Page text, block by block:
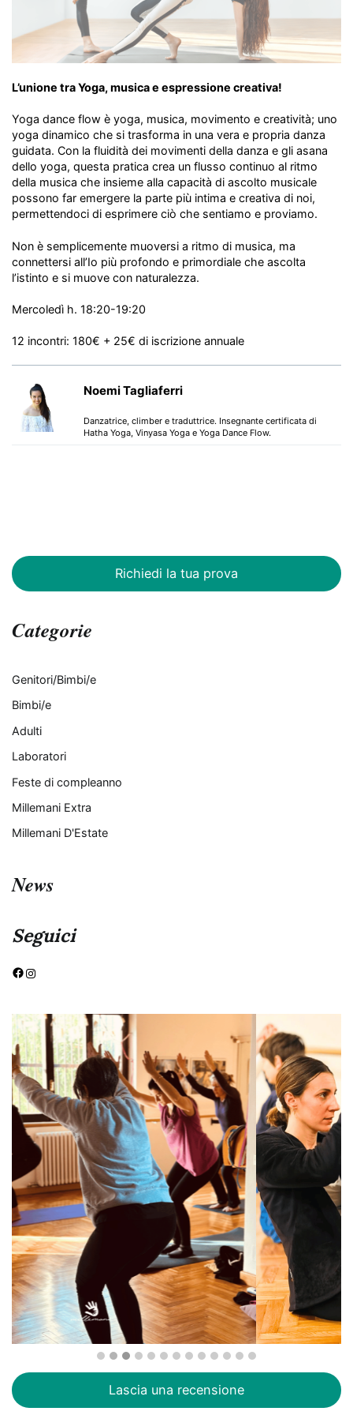
L’unione tra Yoga, musica e espressione creativa!
Yoga dance flow è yoga, musica, movimento e creatività; uno
yoga dinamico che si trasforma in una vera e propria danza
guidata. Con la fluidità dei movimenti della danza e gli asana
dello yoga, questa pratica crea un flusso continuo al ritmo
della musica che insieme alla capacità di ascolto musicale
possono far emergere la parte più intima e creativa di noi,
permettendoci di esprimere ciò che sentiamo e proviamo.
Non è semplicemente muoversi a ritmo di musica, ma
connettersi all’Io più profondo e primordiale che ascolta
l’istinto e si muove con naturalezza.
Mercoledì h. 18:20-19:20
12 incontri: 180€ + 25€ di iscrizione annuale
Noemi Tagliaferri
Danzatrice, climber e traduttrice. Insegnante certificata di
Hatha Yoga, Vinyasa Yoga e Yoga Dance Flow.
Richiedi la tua prova
Categorie
Genitori/Bimbi/e
Bimbi/e
Adulti
Laboratori
Feste di compleanno
Millemani Extra
Millemani D'Estate
News
Seguici
Facebook
Lascia una recensione